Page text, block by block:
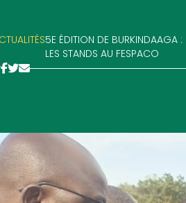
5E ÉDITION DE BURKINDAAGA :
LES STANDS AU FESPACO